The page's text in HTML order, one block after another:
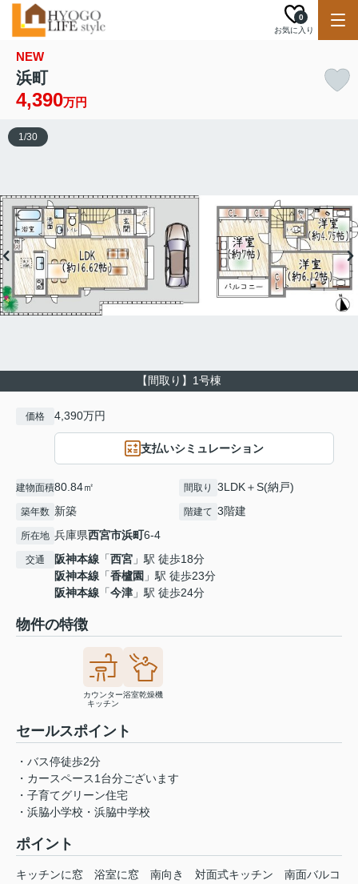
お気に入り
0
NEW
浜町
4,390万円
【間取り】1号棟
1/30
価格 4,390万円
支払いシミュレーション
建物面積80.84㎡ 間取り 3LDK＋S(納戸)
築年数 新築 階建て 3階建
所在地 兵庫県西宮市浜町6-4
交通 阪神本線 「西宮 」駅 徒歩18分
阪神本線 「香櫨園 」駅 徒歩23分
阪神本線 「今津 」駅 徒歩24分
物件の特徴
カウンター
キッチン
浴室乾燥機
セールスポイント
・バス停徒歩2分
・カースペース1台分ございます
・子育てグリーン住宅
・浜脇小学校・浜脇中学校
ポイント
キッチンに窓 浴室に窓 南向き 対面式キッチン
南面バルコ